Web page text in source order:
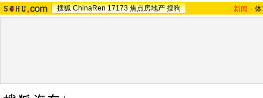
搜狐 ChinaRen 17173 焦点房地产 搜狗 新闻 -